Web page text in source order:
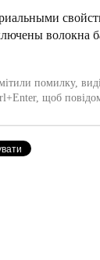
волокна
помилку,
щоб